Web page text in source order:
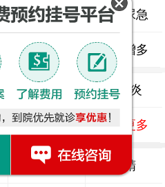
前列腺痛 尿频尿急
排尿不畅 夜尿增多
睾丸炎 尿道炎
泌尿感染 了解更多
少精 弱精